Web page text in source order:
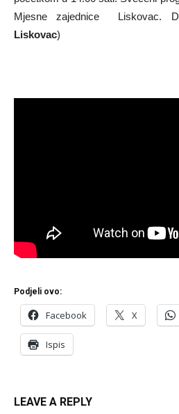
Mjesne zajednice Liskovac.
Liskovac)
Podjeli ovo:
Facebook X
Ispis
LEAVE A REPLY